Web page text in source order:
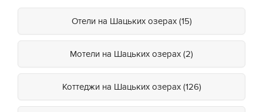
Отели на Шацьких озерах (15)
Мотели на Шацьких озерах (2)
Коттеджи на Шацьких озерах (126)